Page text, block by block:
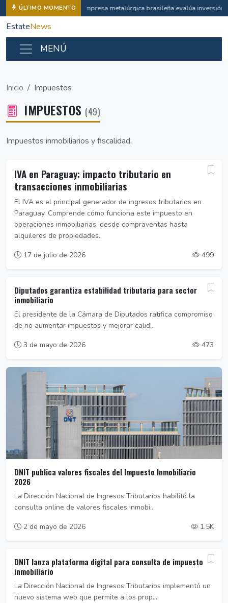
ÚLTIMO MOMENTO Empresa metalúrgica brasileña evalúa inversión
EstateNews
MENÚ
Inicio Impuestos
IMPUESTOS (49)
Impuestos inmobiliarios y fiscalidad.
IVA en Paraguay: impacto tributario en
transacciones inmobiliarias
El IVA es el principal generador de ingresos tributarios en
Paraguay. Comprende cómo funciona este impuesto en
operaciones inmobiliarias, desde compraventas hasta
alquileres de propiedades.
17 de julio de 2026
499
Diputados garantiza estabilidad tributaria para sector
inmobiliario
El presidente de la Cámara de Diputados ratifica compromiso
de no aumentar impuestos y mejorar calid...
3 de mayo de 2026
473
DNIT publica valores fiscales del Impuesto Inmobiliario
2026
La Dirección Nacional de Ingresos Tributarios habilitó la
consulta online de valores fiscales inmobi...
2 de mayo de 2026
1.5K
DNIT lanza plataforma digital para consulta de impuesto
inmobiliario
La Dirección Nacional de Ingresos Tributarios implementó un
nuevo sistema web que permite a los prop...